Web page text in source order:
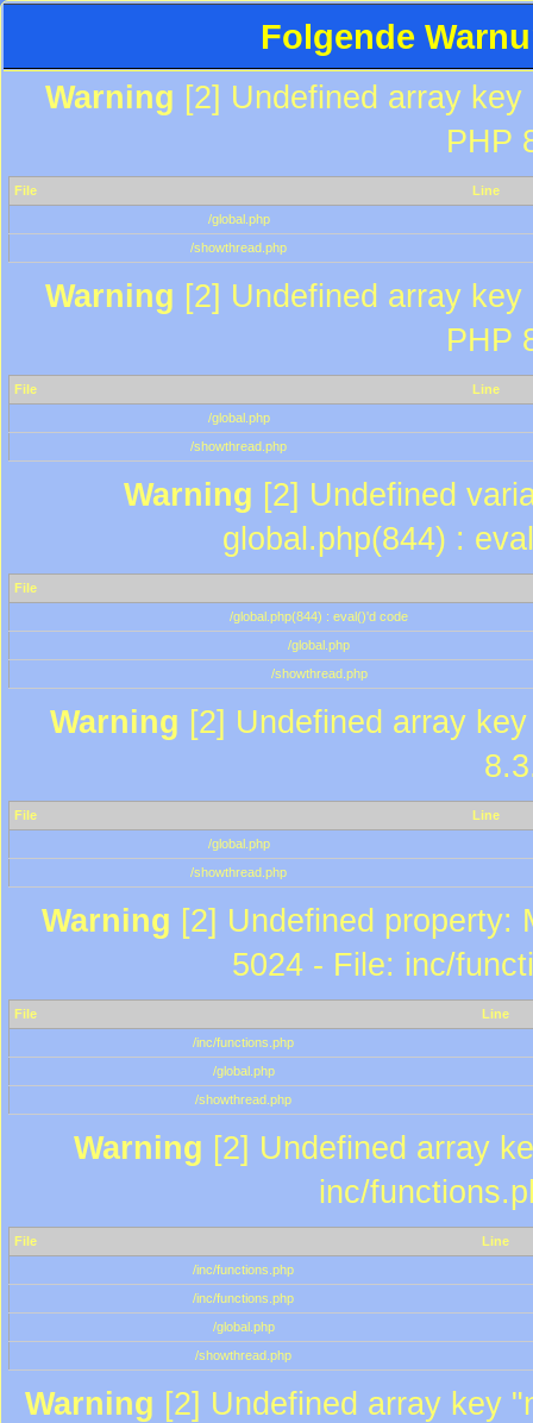
Folgende
Warning [2] Undefined array
PHP
File
Line
/global.php
/showthread.php
Warning [2] Undefined array
PHP
File
Line
/global.php
/showthread.php
Warning [2] Undefined
global.php(844) :
File
/global.php(844) : eval()'d code
/global.php
/showthread.php
Warning [2] Undefined array
File
Line
/global.php
/showthread.php
Warning [2] Undefined property:
5024 - File: inc/
File
Line
/inc/functions.php
/global.php
/showthread.php
Warning [2] Undefined array
inc/
File
Line
/inc/functions.php
/inc/functions.php
/global.php
/showthread.php
Warning [2] Undefined array key